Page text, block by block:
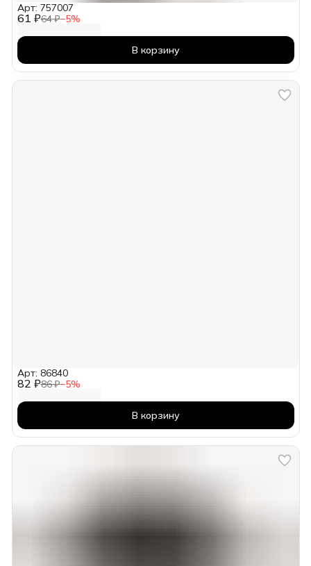
61 ₽64 ₽−5%
Арт: 757007
В корзину
82 ₽86 ₽−5%
Арт: 86840
В корзину